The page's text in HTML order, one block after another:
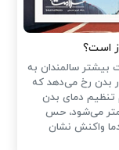
است؟
سالمندان به
بدن رخ می‌دهد که
تنظیم دمای بدن
می‌شود، حس
واکنش نشان